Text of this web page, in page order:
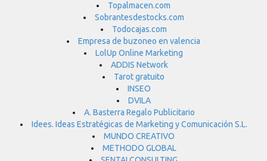
Topalmacen.com
Sobrantesdestocks.com
Todocajas.com
Empresa de buzoneo en valencia
LolUp Online Marketing
ADDIS Network
Tarot gratuito
INSEO
DVILA
A. Basterra Regalo Publicitario
Idees. Ideas Estratégicas de Marketing y Comunicación S.L.
MUNDO CREATIVO
METHODO GLOBAL